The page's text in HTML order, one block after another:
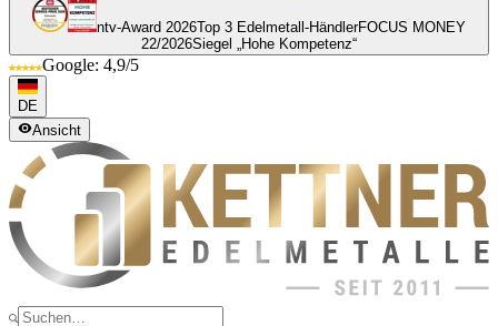
ntv-Award 2026Top 3 Edelmetall-HändlerFOCUS MONEY
22/2026Siegel „Hohe Kompetenz“
Google: 4,9/5
DE
Ansicht